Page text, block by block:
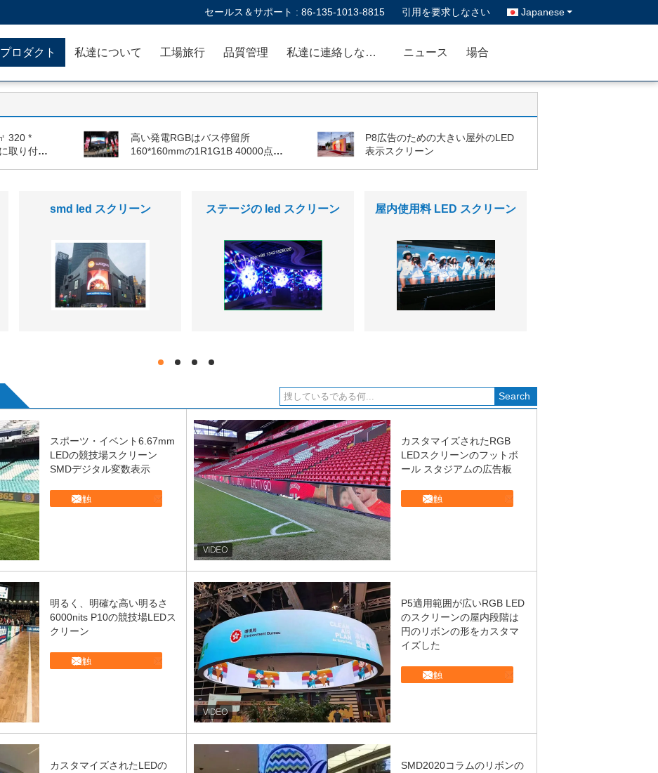
セールス＆サポート : 86-135-1013-8815 引用を要求しなさい Japanese
プロダクト 私達について 工場旅行 品質管理 私達に連絡しなさい ニュース 場合
320 *
取り付け
高い発電RGBはバス停留所
160*160mmの1R1G1B 40000点の
P8広告のための大きい屋外のLED
表示スクリーン
室内は、フルカラーLEDディ
屋外フルカラー Led 表示 RGBのLEDモジュール
hd hd hd hd
スポーツ・イベント6.67mm
LEDの競技場スクリーン
SMDデジタル変数表示
接触
カスタマイズされたRGB
LEDスクリーンのフットボ
ール スタジアムの広告板
接触
明るく、明確な高い明るさ
6000nits P10の競技場LEDス
クリーン
接触
P5適用範囲が広いRGB LED
のスクリーンの屋内段階は
円のリボンの形をカスタマ
イズした
接触
カスタマイズされたLEDの
SMD2020コラムのリボンの